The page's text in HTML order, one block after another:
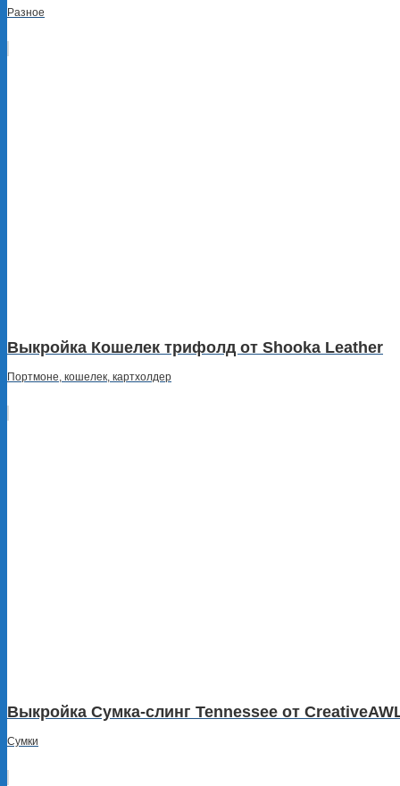
Разное
Выкройка Кошелек трифолд от Shooka Leather
Портмоне, кошелек, картхолдер
Выкройка Сумка-слинг Tennessee от
Сумки